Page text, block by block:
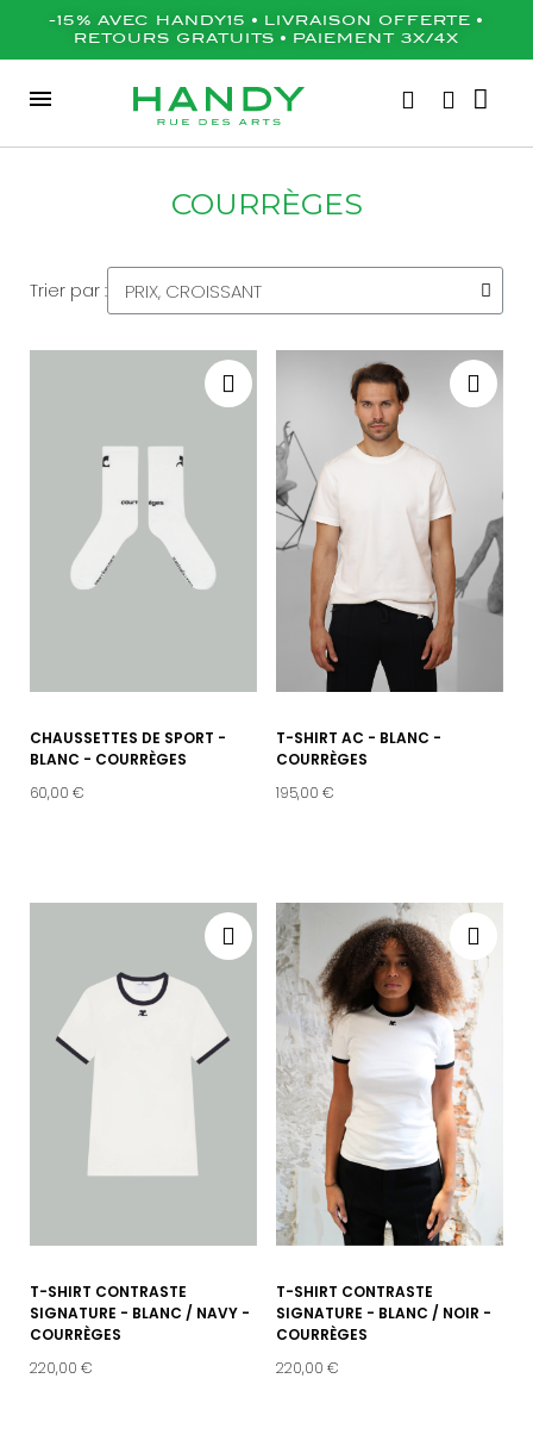
-15% AVEC HANDY15 • LIVRAISON OFFERTE •
RETOURS GRATUITS • PAIEMENT 3X/4X
COURRÈGES
Trier par :
CHAUSSETTES DE SPORT -
BLANC - COURRÈGES
60,00 €
T-SHIRT AC - BLANC -
COURRÈGES
195,00 €
T-SHIRT CONTRASTE
SIGNATURE - BLANC / NAVY -
COURRÈGES
220,00 €
T-SHIRT CONTRASTE
SIGNATURE - BLANC / NOIR -
COURRÈGES
220,00 €